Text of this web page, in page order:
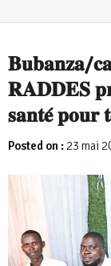
𝐁𝐮𝐛𝐚𝐧𝐳𝐚/
𝐑𝐀𝐃𝐃𝐄𝐒
𝐬𝐚𝐧𝐭𝐞́ 𝐩𝐨𝐮𝐫
Posted on : 23 mai